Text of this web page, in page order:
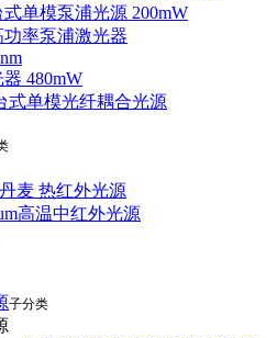
式单模泵浦光源 200mW
率泵浦激光器
480mW
式单模光纤耦合光源
麦 热红外光源
高温中红外光源
子分类